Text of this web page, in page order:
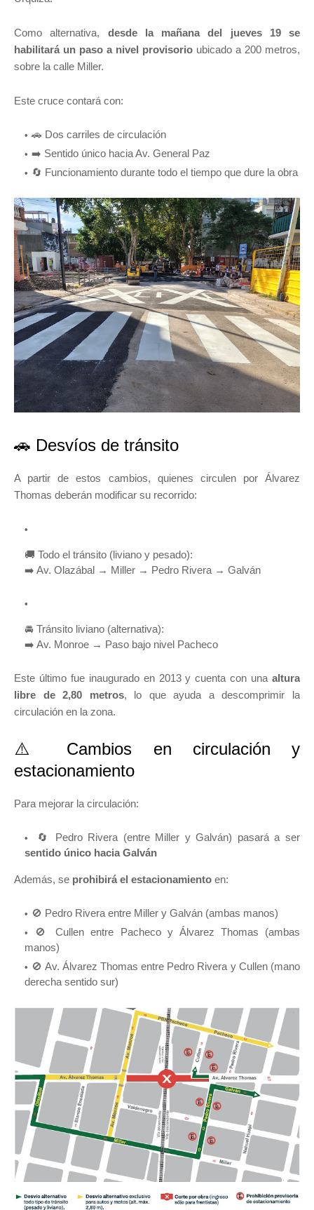
Como alternativa, desde la mañana del jueves 19 se
habilitará un paso a nivel provisorio ubicado a 200 metros,
sobre la calle Miller.
Este cruce contará con:
🚗 Dos carriles de circulación
➡️ Sentido único hacia Av. General Paz
🔄 Funcionamiento durante todo el tiempo que dure la obra
🚗 Desvíos de tránsito
A partir de estos cambios, quienes circulen por Álvarez
Thomas deberán modificar su recorrido:
🚚 Todo el tránsito (liviano y pesado):
➡️ Av. Olazábal → Miller → Pedro Rivera → Galván
🚘 Tránsito liviano (alternativa):
➡️ Av. Monroe → Paso bajo nivel Pacheco
Este último fue inaugurado en 2013 y cuenta con una altura
libre de 2,80 metros, lo que ayuda a descomprimir la
circulación en la zona.
⚠️ Cambios en circulación y
estacionamiento
Para mejorar la circulación:
🔄 Pedro Rivera (entre Miller y Galván) pasará a ser
sentido único hacia Galván
Además, se prohibirá el estacionamiento en:
🚫 Pedro Rivera entre Miller y Galván (ambas manos)
🚫 Cullen entre Pacheco y Álvarez Thomas (ambas
manos)
🚫 Av. Álvarez Thomas entre Pedro Rivera y Cullen (mano
derecha sentido sur)